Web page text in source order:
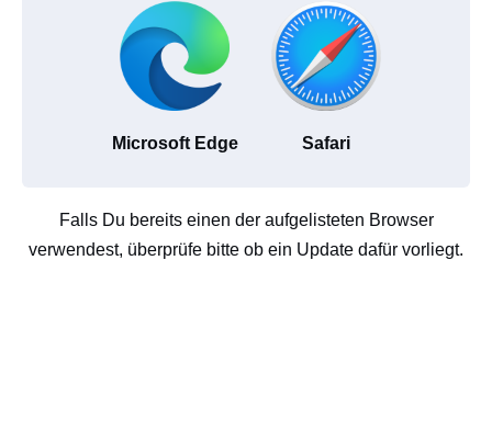
Microsoft Edge Safari
Falls Du bereits einen der aufgelisteten Browser
verwendest, überprüfe bitte ob ein Update dafür vorliegt.